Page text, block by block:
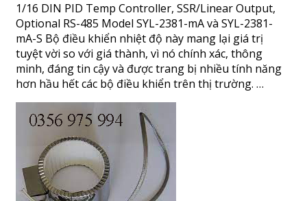
1/16 DIN PID Temp Controller, SSR/Linear Output,
Optional RS-485 Model SYL-2381-mA và SYL-2381-
mA-S Bộ điều khiển nhiệt độ này mang lại giá trị
tuyệt vời so với giá thành, vì nó chính xác, thông
minh, đáng tin cậy và được trang bị nhiều tính năng
hơn hầu hết các bộ điều khiển trên thị trường. …